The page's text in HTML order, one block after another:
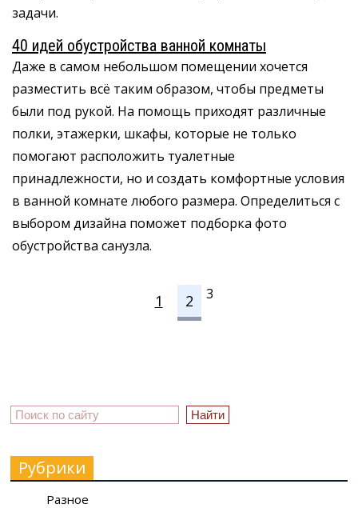
задачи.
40 идей обустройства ванной комнаты
Даже в самом небольшом помещении хочется
разместить всё таким образом, чтобы предметы
были под рукой. На помощь приходят различные
полки, этажерки, шкафы, которые не только
помогают расположить туалетные
принадлежности, но и создать комфортные условия
в ванной комнате любого размера. Определиться с
выбором дизайна поможет подборка фото
обустройства санузла.
1 2 3
Рубрики
Разное